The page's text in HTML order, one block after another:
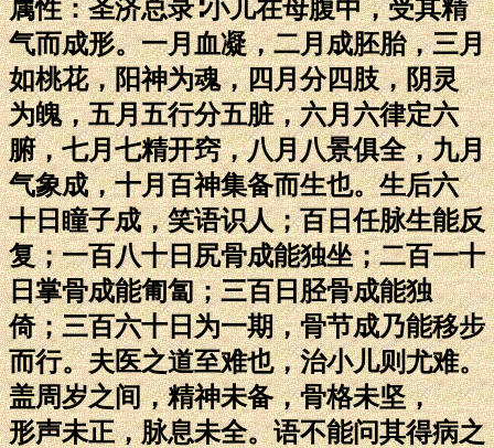
属性：圣济总录∶小儿在母腹中，受其精
气而成形。一月血凝，二月成胚胎，三月
如桃花，阳神为魂，四月分四肢，阴灵
为魄，五月五行分五脏，六月六律定六
腑，七月七精开窍，八月八景俱全，九月
气象成，十月百神集备而生也。生后六
十日瞳子成，笑语识人；百日任脉生能反
复；一百八十日尻骨成能独坐；二百一十
日掌骨成能匍匐；三百日胫骨成能独
倚；三百六十日为一期，骨节成乃能移步
而行。夫医之道至难也，治小儿则尤难。
盖周岁之间，精神未备，骨格未坚，
形声未正，脉息未全。语不能问其得病之